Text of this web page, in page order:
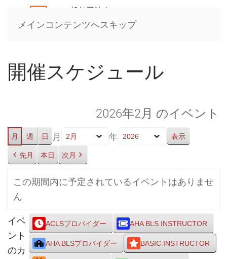
メインコンテンツへスキップ
開催スケジュール
2026年2月 のイベント
月 週 日 月 年
先月 本日 次月
この期間内に予定されているイベントはありませ
ん
イベ
ント
のカ
ACLSプロバイダー AHA BLS INSTRUCTOR
AHA BLSプロバイダー BASIC INSTRUCTOR